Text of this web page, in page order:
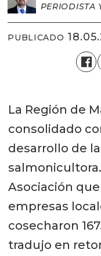
PERIODISTA
PUBLICADO
La Región de
consolidado
desarrollo de
Asociación
empresas
cosecharon
tradujo en